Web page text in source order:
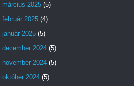
március 2025 (5)
február 2025 (4)
január 2025 (5)
december 2024 (5)
november 2024 (5)
október 2024 (5)